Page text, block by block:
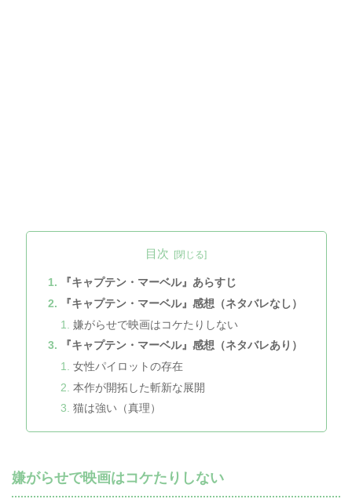
目次
『キャプテン・マーベル』あらすじ
『キャプテン・マーベル』感想（ネタバレなし）
嫌がらせで映画はコケたりしない
『キャプテン・マーベル』感想（ネタバレあり）
女性パイロットの存在
本作が開拓した斬新な展開
猫は強い（真理）
嫌がらせで映画はコケたりしない